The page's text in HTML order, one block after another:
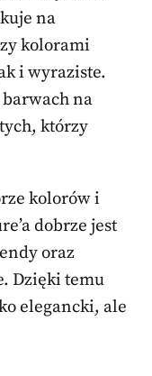
na
kolorami
i wyraziste.
na
którzy
kolorów i
dobrze jest
oraz
Dzięki temu
elegancki, ale